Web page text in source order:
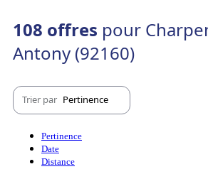
108 offres pour
Antony (92160)
Trier par Pertinence
Pertinence
Date
Distance